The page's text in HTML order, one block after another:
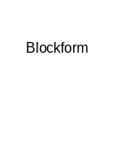
Blockform